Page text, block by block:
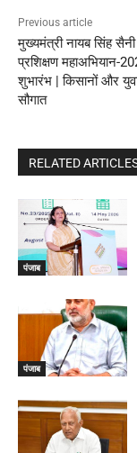
Previous article
मुख्यमंत्री नायब सिंह
प्रशिक्षण महाअभियान-
शुभारंभ | किसानों और
सौगात
RELATED
पंजाब
पंजाब